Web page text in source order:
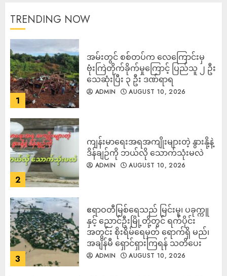
TRENDING NOW
1
‎အမ်းတွင် စစ်တပ်က လေကြောင်းမှ
ဗုံးကြဲတိုက်ခိုက်မှုကြောင့် ပြည်သူ ၂ ဦး
သေဆုံးပြီး ၃ ဦး ဒဏ်ရာရ
ADMIN AUGUST 10, 2026
2
ကျန်းမာရေးအရအကျိုးများတဲ့ နွားနို့နဲ့
ဒိန်ချဉ်ကို ဘယ်လို သောက်သုံးမလဲ
ADMIN AUGUST 10, 2026
3
ဧရာဝတီမြစ်ရေသည် မြင်းမူ၊ ပခုက္ကူ
နှင့် ညောင်ဦးမြို့တို့တွင် ရက်ပိုင်း
အတွင်း စိုးရိမ်ရေမှတ် ရောက်ရှိ မည်၊
အချိန်မီ ရှောင်ရှားကြရန် သတိပေး
ADMIN AUGUST 10, 2026